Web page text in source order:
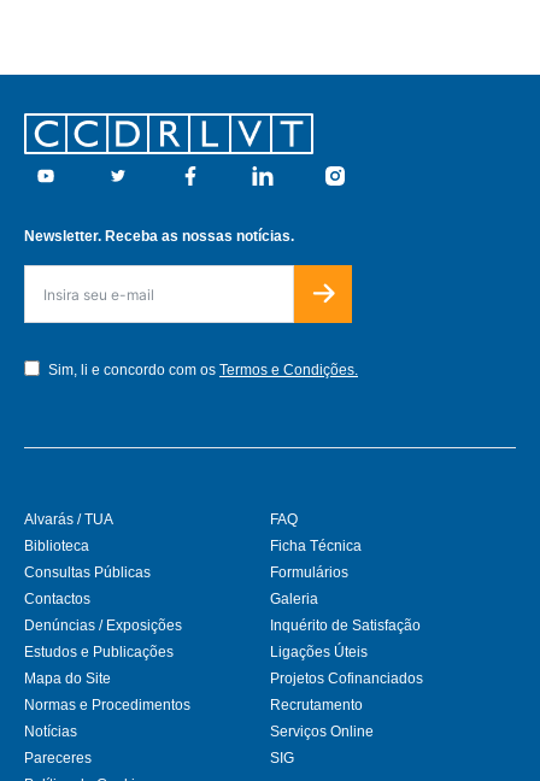
Footer
Youtube Twitter Facebook Linkedin Instagram
Newsletter. Receba as nossas notícias.
Sim, li e concordo com os Termos e Condições.
Alvarás / TUA
Biblioteca
Consultas Públicas
Contactos
Denúncias / Exposições
Estudos e Publicações
FAQ
Ficha Técnica
Formulários
Galeria
Inquérito de Satisfação
Ligações Úteis
Mapa do Site
Normas e Procedimentos
Notícias
Pareceres
Projetos Cofinanciados
Recrutamento
Serviços Online
SIG